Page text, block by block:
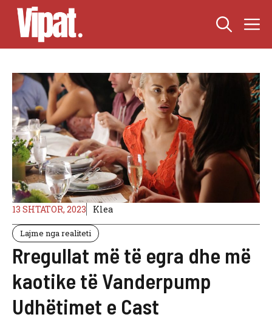
Skip
content
13 SHTATOR, 2023 Klea
Lajme nga realiteti
Rregullat më të egra dhe më
kaotike të Vanderpump
Udhëtimet e Cast